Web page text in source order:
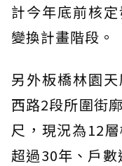
計今年底前核
變換計畫階段。
另外板橋林園
西路2段所圍街
尺，現況為12
超過30年、戶